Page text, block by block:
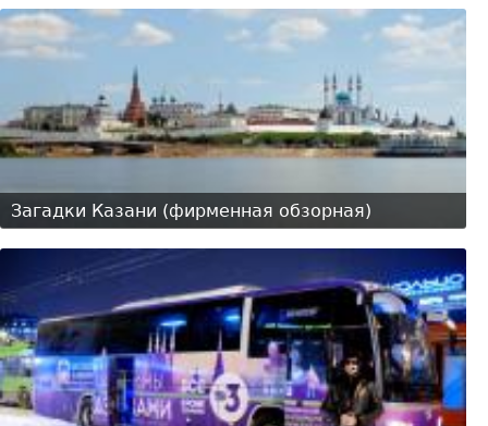
Загадки Казани (фирменная обзорная)